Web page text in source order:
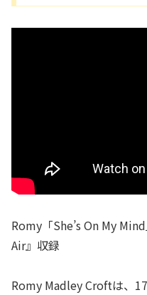
Romy「She’s On My
Air』収録
Romy Madley Croftは、